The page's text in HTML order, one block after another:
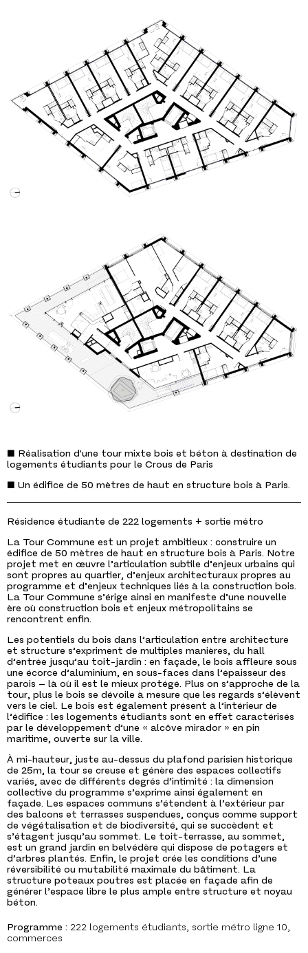
■ Réalisation d'une tour mixte bois et béton à destination de
logements étudiants pour le Crous de Paris
■ Un édifice de 50 mètres de haut en structure bois à Paris.
Résidence étudiante de 222 logements + sortie métro
La Tour Commune est un projet ambitieux : construire un
édifice de 50 mètres de haut en structure bois à Paris. Notre
projet met en œuvre l’articulation subtile d’enjeux urbains qui
sont propres au quartier, d’enjeux architecturaux propres au
programme et d’enjeux techniques liés à la construction bois.
La Tour Commune s’érige ainsi en manifeste d’une nouvelle
ère où construction bois et enjeux métropolitains se
rencontrent enfin.
Les potentiels du bois dans l’articulation entre architecture
et structure s’expriment de multiples manières, du hall
d’entrée jusqu’au toit-jar­din : en façade, le bois affleure sous
une écorce d’aluminium, en sous-faces dans l’épaisseur des
parois ­­– là où il est le mieux protégé. Plus on s’approche de la
tour, plus le bois se dévoile à mesure que les regards s’élèvent
vers le ciel. Le bois est également présent à l’intérieur de
l’édifice : les logements étudiants sont en effet caractérisés
par le développement d’une « alcôve mirador » en pin
maritime, ouverte sur la ville.
À mi-hauteur, juste au-dessus du plafond parisien historique
de 25m, la tour se creuse et génère des espaces collectifs
variés, avec de différents degrés d’intimité : la dimension
collective du programme s’exprime ainsi également en
façade. Les espaces communs s’étendent à l’extérieur par
des balcons et terrasses suspendues, conçus comme support
de végétalisation et de biodiversité, qui se succèdent et
s’étagent jusqu’au sommet. Le toit-terrasse, au sommet,
est un grand jardin en belvédère qui dispose de potagers et
d’arbres plantés. Enfin, le projet crée les conditions d’une
réversibilité ou mu­tabilité maximale du bâtiment. La
structure poteaux poutres est placée en façade afin de
générer l’espace libre le plus ample entre structure et noyau
béton.
Programme : 222 logements étudiants, sortie métro ligne 10,
commerces